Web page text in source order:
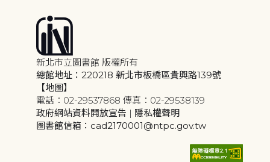
新北市立圖書館 版權所有
總館地址：220218 新北市板橋區貴興路139號
【地圖】
電話：02-29537868 傳真：02-29538139
政府網站資料開放宣告 | 隱私權聲明
圖書館信箱：cad2170001@ntpc.gov.tw